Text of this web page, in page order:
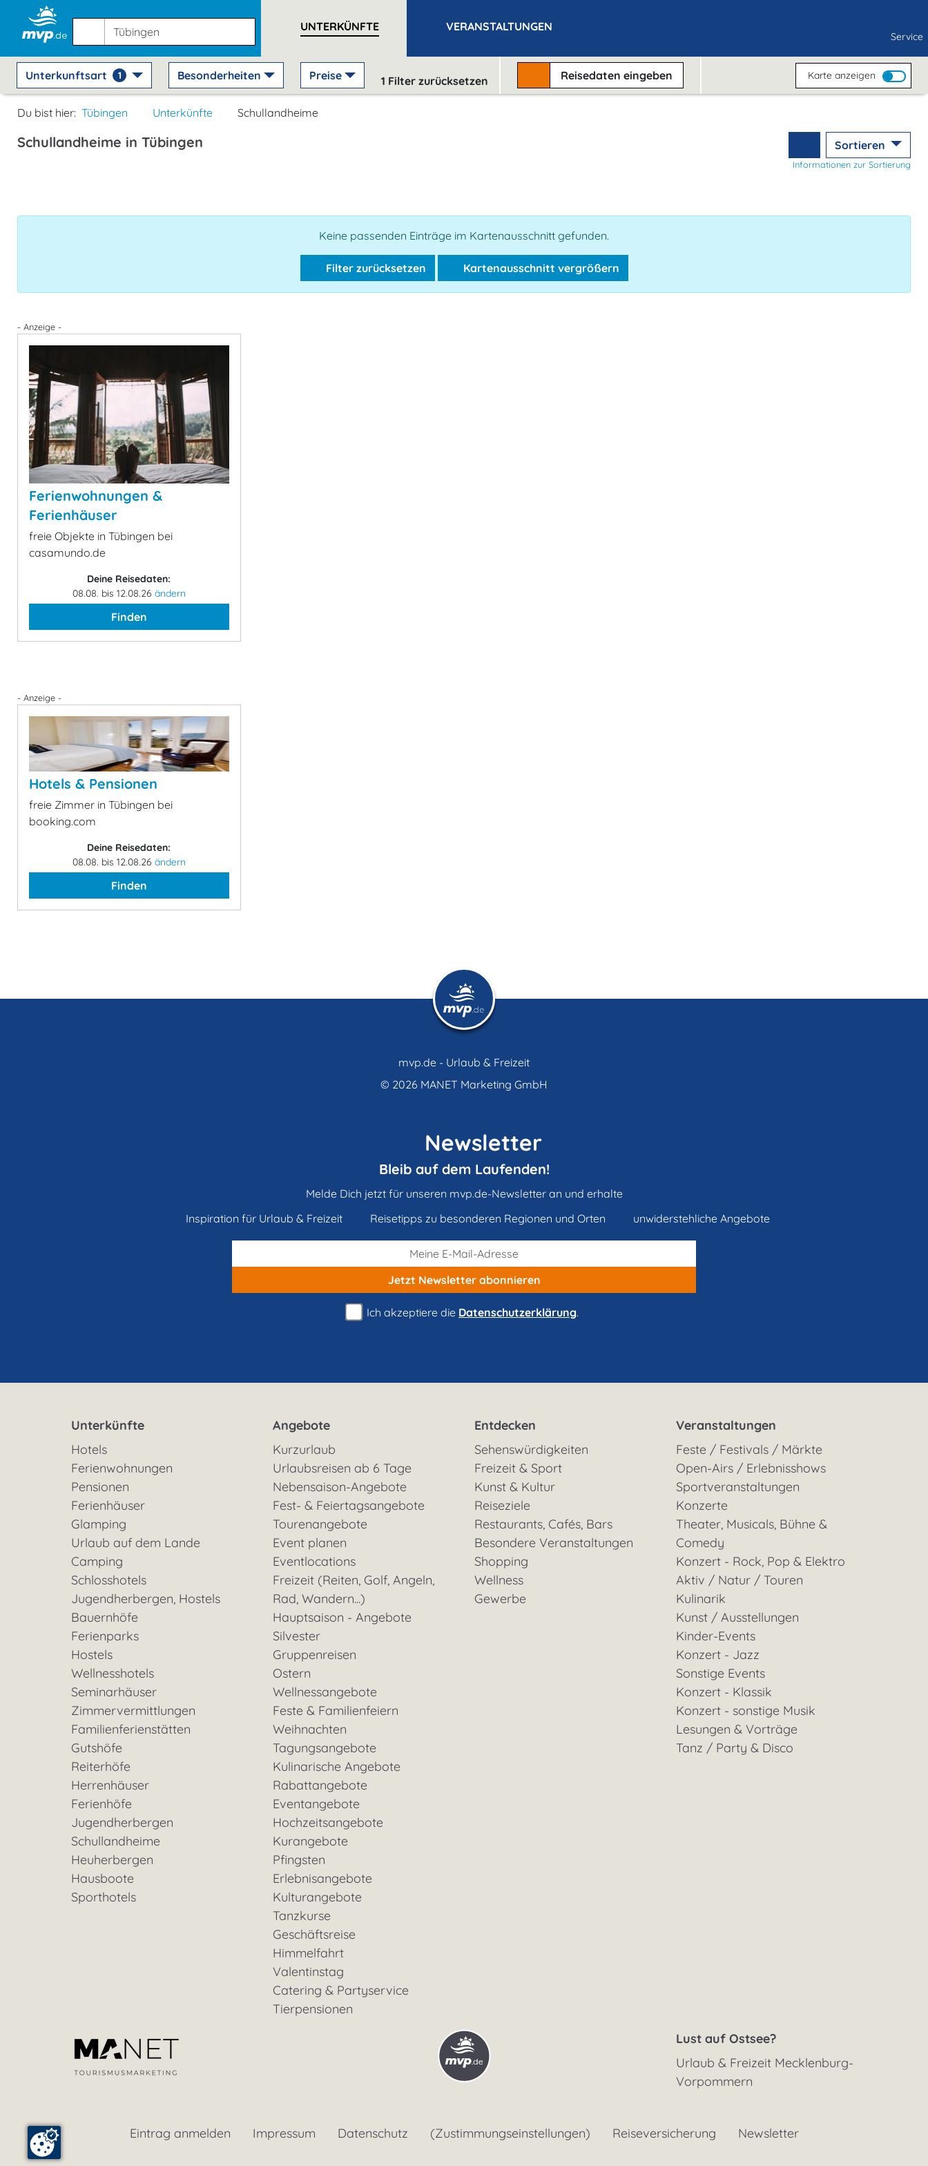
UNTERKÜNFTE VERANSTALTUNGEN
Service
Unterkunftsart 1 Besonderheiten Preise 1 Filter zurücksetzen Reisedateneingeben Karte anzeigen
Du bist hier: Tübingen Unterkünfte Schullandheime
Schullandheime in Tübingen Sortieren
Informationen zur Sortierung
Keine passenden Einträge im Kartenausschnitt gefunden.
Filter zurücksetzen Kartenausschnitt vergrößern
- Anzeige -
Ferienwohnungen &
Ferienhäuser
freie Objekte in Tübingen bei
casamundo.de
Deine Reisedaten:
08.08. bis 12.08.26 ändern
Finden
- Anzeige -
Hotels & Pensionen
freie Zimmer in Tübingen bei
booking.com
Deine Reisedaten:
08.08. bis 12.08.26 ändern
Finden
mvp.de - Urlaub & Freizeit
© 2026 MANET Marketing GmbH
Newsletter
Bleib auf dem Laufenden!
Melde Dich jetzt für unseren mvp.de-Newsletter an und erhalte
Inspiration für Urlaub & Freizeit
Reisetipps zu besonderen Regionen und Orten unwiderstehliche Angebote
Jetzt Newsletterabonnieren
Ich akzeptiere die Datenschutzerklärung.
Unterkünfte
Hotels
Ferienwohnungen
Pensionen
Ferienhäuser
Glamping
Urlaub auf dem Lande
Camping
Schlosshotels
Jugendherbergen, Hostels
Bauernhöfe
Ferienparks
Hostels
Wellnesshotels
Seminarhäuser
Zimmervermittlungen
Familienferienstätten
Gutshöfe
Reiterhöfe
Herrenhäuser
Ferienhöfe
Jugendherbergen
Schullandheime
Heuherbergen
Hausboote
Sporthotels
Angebote
Kurzurlaub
Urlaubsreisen ab 6 Tage
Nebensaison-Angebote
Fest- & Feiertagsangebote
Tourenangebote
Event planen
Eventlocations
Freizeit (Reiten, Golf, Angeln,
Rad, Wandern...)
Hauptsaison - Angebote
Silvester
Gruppenreisen
Ostern
Wellnessangebote
Feste & Familienfeiern
Weihnachten
Tagungsangebote
Kulinarische Angebote
Rabattangebote
Eventangebote
Hochzeitsangebote
Kurangebote
Pfingsten
Erlebnisangebote
Kulturangebote
Tanzkurse
Geschäftsreise
Himmelfahrt
Valentinstag
Catering & Partyservice
Tierpensionen
Entdecken
Sehenswürdigkeiten
Freizeit & Sport
Kunst & Kultur
Reiseziele
Restaurants, Cafés, Bars
Besondere Veranstaltungen
Shopping
Wellness
Gewerbe
Veranstaltungen
Feste / Festivals / Märkte
Open-Airs / Erlebnisshows
Sportveranstaltungen
Konzerte
Theater, Musicals, Bühne &
Comedy
Konzert - Rock, Pop & Elektro
Aktiv / Natur / Touren
Kulinarik
Kunst / Ausstellungen
Kinder-Events
Konzert - Jazz
Sonstige Events
Konzert - Klassik
Konzert - sonstige Musik
Lesungen & Vorträge
Tanz / Party & Disco
Lust auf Ostsee?
Urlaub & Freizeit Mecklenburg-
Vorpommern
Eintrag anmelden Impressum Datenschutz (Zustimmungseinstellungen) Reiseversicherung Newsletter